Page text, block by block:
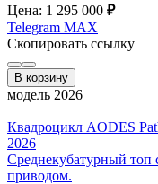
Цена: 1 295 000 ₽
Telegram MAX
Скопировать ссылку
В корзину
модель 2026
Квадроцикл AODES
2026
Среднекубатурный топ
приводом.